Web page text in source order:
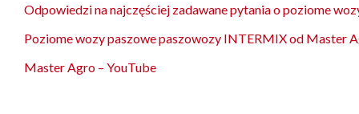
Odpowiedzi na najczęściej zadawane pytania o poziome
Poziome wozy paszowe paszowozy INTERMIX od Master
Master Agro – YouTube